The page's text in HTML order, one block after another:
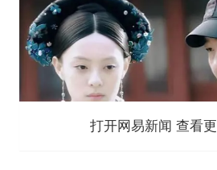
打开网易新闻 查看